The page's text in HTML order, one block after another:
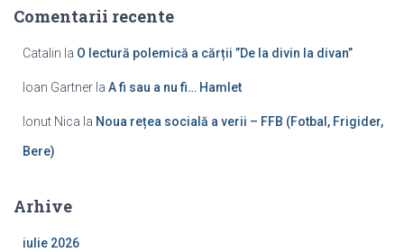
Comentarii recente
Catalin la O lectură polemică a cărții ”De la divin la divan”
Ioan Gartner la A fi sau a nu fi… Hamlet
Ionut Nica la Noua rețea socială a verii – FFB (Fotbal, Frigider,
Bere)
Arhive
iulie 2026